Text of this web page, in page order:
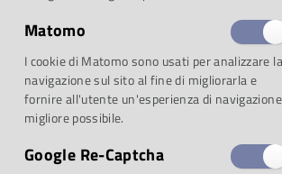
conduttore: la
I volumi proposti
Matomo
I cookie di Matomo sono usati per analizzare la
navigazione sul sito al fine di migliorarla e
fornire all'utente un'esperienza di navigazione
migliore possibile.
Google Re-Captcha